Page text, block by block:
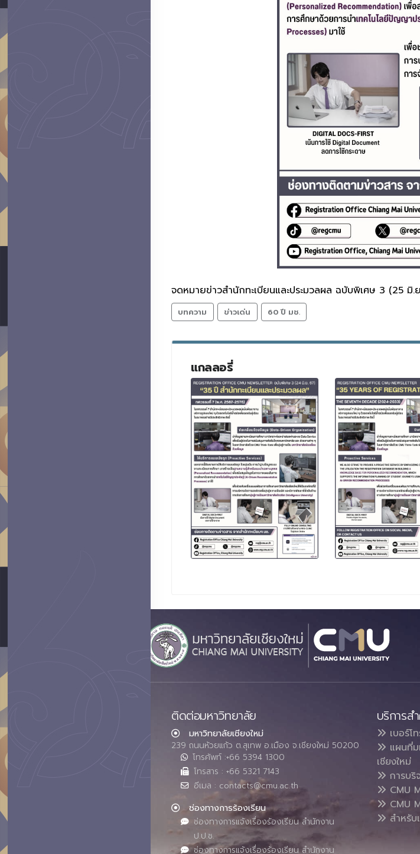
จดหมายข่าวสำนักทะเบียนและประมวลผล ฉบับพิเศษ 3 (25 มิ.
บทความ ข่าวเด่น 60 ปี มช.
แกลลอรี่
ติดต่อมหาวิทยาลัย
มหาวิทยาลัยเชียงใหม่
239 ถนนห้วยแก้ว ต.สุเทพ อ.เมือง จ.เชียงใหม่ 50200
โทรศัพท์ :+66 5394 1300
โทรสาร : +66 5321 7143
อีเมล : contacts@cmu.ac.th
ช่องทางการร้องเรียน
ช่องทางการแจ้งเรื่องร้องเรียน สำนักงาน
ป.ป.ช.
ช่องทางการแจ้งเรื่องร้องเรียน สำนักงาน
บริการ
เบอร์โ
แผนที่
เชียงใหม่
การบริ
CMU
CMU
สำหรับ